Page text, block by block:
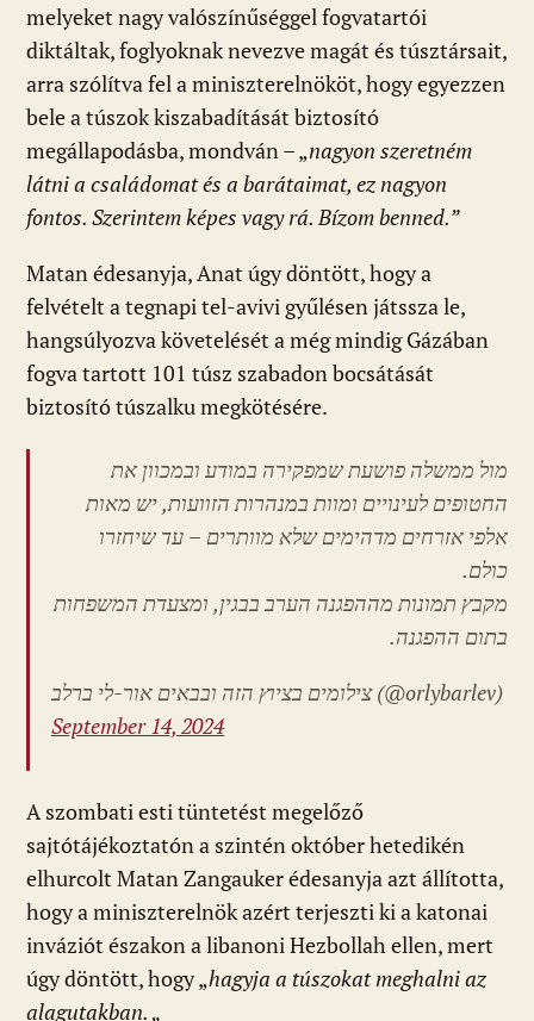
melyeket nagy valószínűséggel fogvatartói
diktáltak, foglyoknak nevezve magát és túsztársait,
arra szólítva fel a miniszterelnököt, hogy egyezzen
bele a túszok kiszabadítását biztosító
megállapodásba, mondván – „nagyon szeretném
látni a családomat és a barátaimat, ez nagyon
fontos. Szerintem képes vagy rá. Bízom benned.”
Matan édesanyja, Anat úgy döntött, hogy a
felvételt a tegnapi tel-avivi gyűlésen játssza le,
hangsúlyozva követelését a még mindig Gázában
fogva tartott 101 túsz szabadon bocsátását
biztosító túszalku megkötésére.
מול ממשלה פושעת שמפקירה במודע ובמכוון את
החטופים לעינויים ומוות במנהרות הזוועות, יש מאות
אלפי אזרחים מדהימים שלא מוותרים – עד שיחזרו
כולם.
מקבץ תמונות מההפגנה הערב בבגין, ומצעדת המשפחות
בתום ההפגנה.
צילומים בציוץ הזה ובבאים אור-לי ברלב (@orlybarlev)
September 14, 2024
A szombati esti tüntetést megelőző
sajtótájékoztatón a szintén október hetedikén
elhurcolt Matan Zangauker édesanyja azt állította,
hogy a miniszterelnök azért terjeszti ki a katonai
inváziót északon a libanoni Hezbollah ellen, mert
úgy döntött, hogy „hagyja a túszokat meghalni az
alagutakban. „